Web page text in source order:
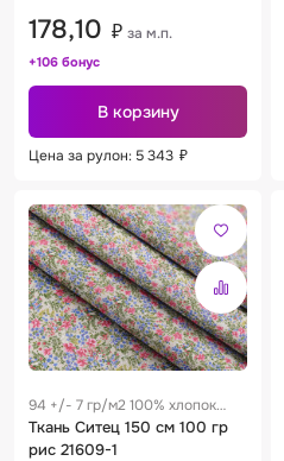
178,10 ₽ за м.п.
+106 бонус
В корзину
Цена за рулон: 5 343 ₽
94 +/- 7 гр/м2 100% хлопок
0.28 м
Ткань Ситец 150 см 100 гр
рис 21609-1